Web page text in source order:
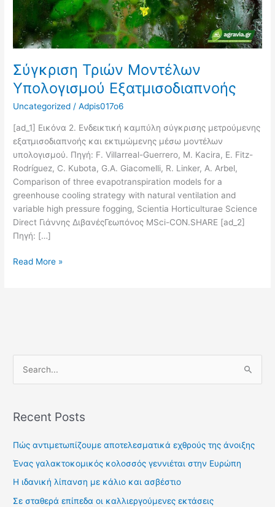
Σύγκριση Τριών Μοντέλων
Υπολογισμού Εξατμισοδιαπνοής
Uncategorized /Adpis017o6
[ad_1] Εικόνα 2. Ενδεικτική καμπύλη σύγκρισης μετρούμενης
εξατμισοδιαπνοής και εκτιμώμενης μέσω μοντέλων
υπολογισμού. Πηγή: F. Villarreal-Guerrero, M. Kacira, E. Fitz-
Rodríguez, C. Kubota, G.A. Giacomelli, R. Linker, A. Arbel,
Comparison of three evapotranspiration models for a
greenhouse cooling strategy with natural ventilation and
variable high pressure fogging, Scientia Horticulturae Science
Direct Γιάννης ΔιβανέςΓεωπόνος MSci-CON.SHARE [ad_2]
Πηγή: […]
Read More »
r
o
r
Recent Posts
Πώς αντιμετωπίζουμε αποτελεσματικά εχθρούς της άνοιξης
Ένας γαλακτοκομικός κολοσσός γεννιέται στην Ευρώπη
Η ιδανική λίπανση με κάλιο και ασβέστιο
Σε σταθερά επίπεδα οι καλλιεργούμενες εκτάσεις